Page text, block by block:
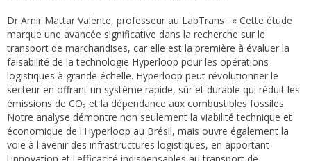
Dr Amir Mattar Valente, professeur au LabTrans : « Cette étude
marque une avancée significative dans la recherche sur le
transport de marchandises, car elle est la première à évaluer la
faisabilité de la technologie Hyperloop pour les opérations
logistiques à grande échelle. Hyperloop peut révolutionner le
secteur en offrant un système rapide, sûr et durable qui réduit les
émissions de CO₂ et la dépendance aux combustibles fossiles.
Notre analyse démontre non seulement la viabilité technique et
économique de l'Hyperloop au Brésil, mais ouvre également la
voie à l'avenir des infrastructures logistiques, en apportant
l'innovation et l'efficacité indispensables au transport de